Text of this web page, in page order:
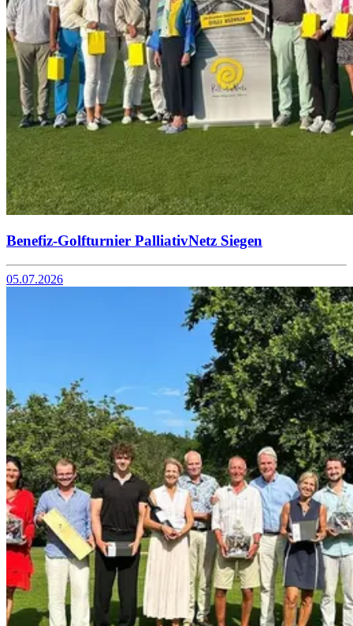
Benefiz-Golfturnier PalliativNetz Siegen
05.07.2026